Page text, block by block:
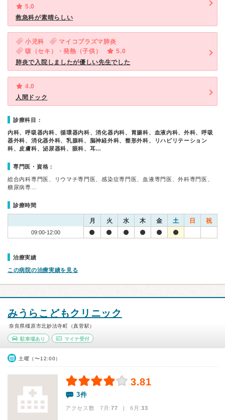
5.0
救急科が素晴らしい
小児科
マイコプラズマ肺炎
咳（セキ）・発熱（子供）
5.0
肺炎で入院しましたが優しい先生でした
4.0
人間ドック
診療科目：
内科、呼吸器内科、循環器内科、消化器内科、胃腸科、血液内科、外科、呼吸
器外科、消化器外科、乳腺科、脳神経外科、整形外科、リハビリテーション
科、皮膚科、泌尿器科、眼科、耳…
専門医・資格：
総合内科専門医、リウマチ専門医、感染症専門医、血液専門医、外科専門医、
糖尿病専…
診療時間
月 火 水 木 金 土 日 祝
09:00-12:00
治療実績
この病院の治療実績を見る
みうらこどもクリニック
奈良県橿原市北妙法寺町（真菅駅）
駐車場あり マイナ受付
土曜（〜12:00）
3.81
3件
アクセス数 7月:77 | 6月:33